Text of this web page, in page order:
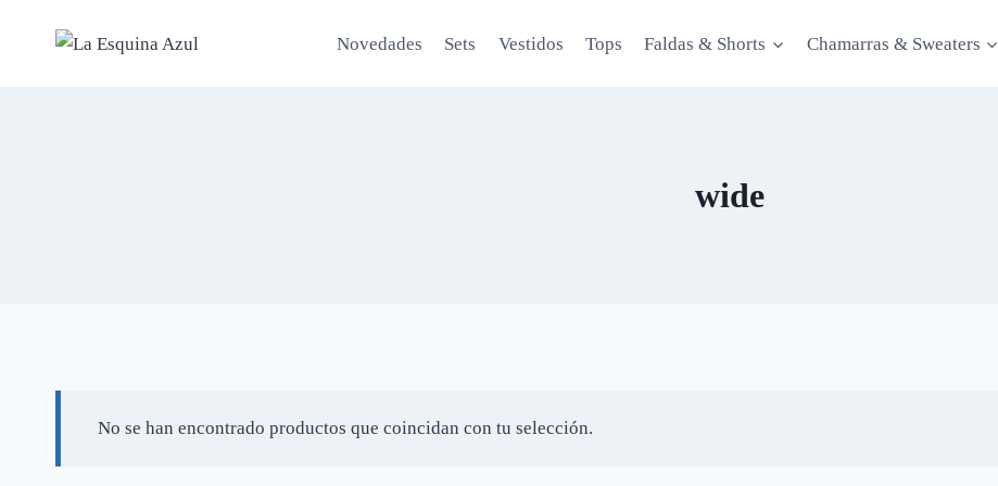
Novedades Sets Vestidos Tops Faldas & Shorts Chamarras & Sweaters
wide
No se han encontrado productos que coincidan con tu selección.